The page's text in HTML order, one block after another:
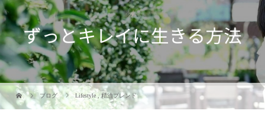
ブログ Lifestyle ,精油ブレンド